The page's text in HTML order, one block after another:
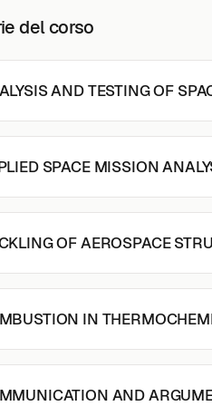
del corso
AND TESTING OF
SPACE MISSION
OF AEROSPACE
IN
AND